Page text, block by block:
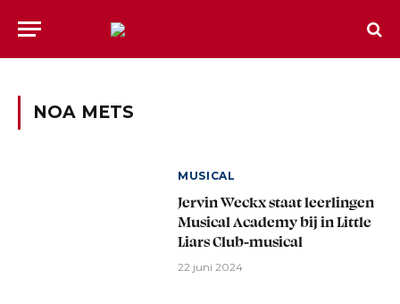
NOA METS
MUSICAL
Jervin Weckx staat leerlingen
Musical Academy bij in Little
Liars Club-musical
22 juni 2024